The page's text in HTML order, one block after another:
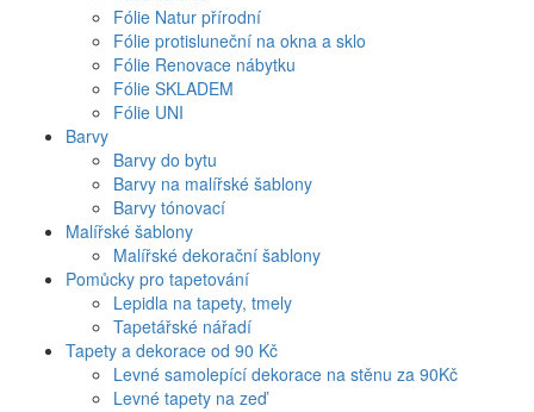
Fólie Natur přírodní
Fólie protisluneční na okna a sklo
Fólie Renovace nábytku
Fólie SKLADEM
Fólie UNI
Barvy
Barvy do bytu
Barvy na malířské šablony
Barvy tónovací
Malířské šablony
Malířské dekorační šablony
Pomůcky pro tapetování
Lepidla na tapety, tmely
Tapetářské nářadí
Tapety a dekorace od 90 Kč
Levné samolepící dekorace na stěnu za 90Kč
Levné tapety na zeď